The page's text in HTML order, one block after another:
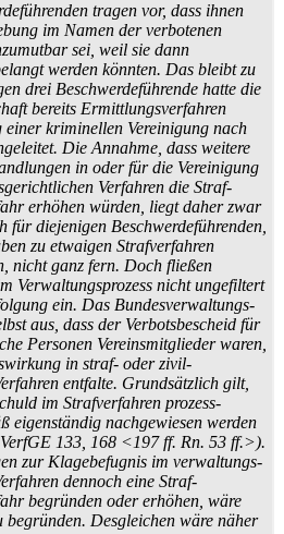
tragen vor, dass ihnen
im Namen der verbotenen
sei, weil sie dann
werden könnten. Das bleibt zu
drei Beschwerde­führende hatte die
bereits Ermittlungs­verfahren
einer kriminellen Vereinigung nach
Die Annahme, dass weitere
in oder für die Vereinigung
Verfahren die Straf­
erhöhen würden, liegt daher zwar
für diejenigen Beschwerde­führenden,
zu etwaigen Strafverfahren
nicht ganz fern. Doch fließen
Verwaltungs­prozess nicht ungefiltert
ein. Das Bundes­verwaltungs­
aus, dass der Verbotsbescheid für
Personen Vereins­mitglieder waren,
in straf- oder zivil­
entfalte. Grundsätzlich gilt,
im Strafverfahren prozess­
eigenständig nachgewiesen werden
133, 168 <197 ff. Rn. 53 ff.>).
zur Klagebefugnis im verwaltungs­
dennoch eine Straf­
begründen oder erhöhen, wäre
begründen. Desgleichen wäre näher